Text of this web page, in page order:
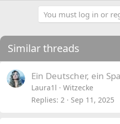
You must log in or
Similar threads
Ein Deutscher, ein
Laura1l
Witzecke
Replies 2 Sep 11, 2025